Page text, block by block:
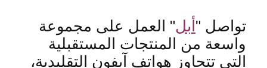
تواصل " أبل"
العمل على مجموعة
واسعة من المنتجات المستقبلية
التي تتجاوز هواتف آيفون التقليدية،